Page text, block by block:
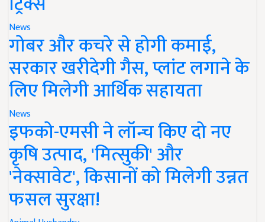
News
गोबर और कचरे से होगी कमाई,
सरकार खरीदेगी गैस, प्लांट लगाने के
लिए मिलेगी आर्थिक सहायता
News
इफको-एमसी ने लॉन्च किए दो नए
कृषि उत्पाद, 'मित्सुकी' और
'नेक्सावेट', किसानों को मिलेगी उन्नत
फसल सुरक्षा!